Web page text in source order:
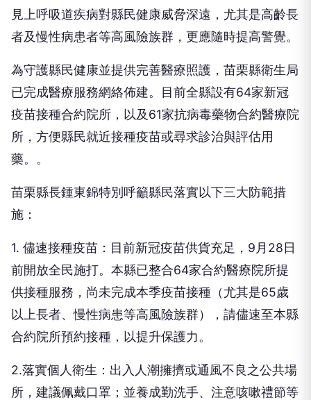
見上呼吸道疾病對縣民健康威脅深遠，尤其是高齡長
者及慢性病患者等高風險族群，更應隨時提高警覺。
為守護縣民健康並提供完善醫療照護，苗栗縣衛生局
已完成醫療服務網絡佈建。目前全縣設有64家新冠
疫苗接種合約院所，以及61家抗病毒藥物合約醫療院
所，方便縣民就近接種疫苗或尋求診治與評估用
藥。。
苗栗縣長鍾東錦特別呼籲縣民落實以下三大防範措
施：
1. 儘速接種疫苗：目前新冠疫苗供貨充足，9月28日
前開放全民施打。本縣已整合64家合約醫療院所提
供接種服務，尚未完成本季疫苗接種（尤其是65歲
以上長者、慢性病患等高風險族群），請儘速至本縣
合約院所預約接種，以提升保護力。
2.落實個人衛生：出入人潮擁擠或通風不良之公共場
所，建議佩戴口罩；並養成勤洗手、注意咳嗽禮節等